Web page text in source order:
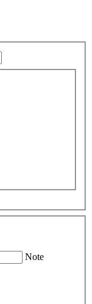
Note